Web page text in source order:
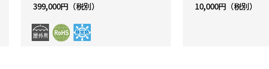
399,000円（税別） 10,000円（税別）